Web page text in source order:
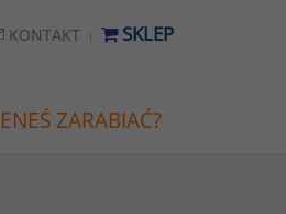
KONTAKT SKLEP
ZARABIAĆ?